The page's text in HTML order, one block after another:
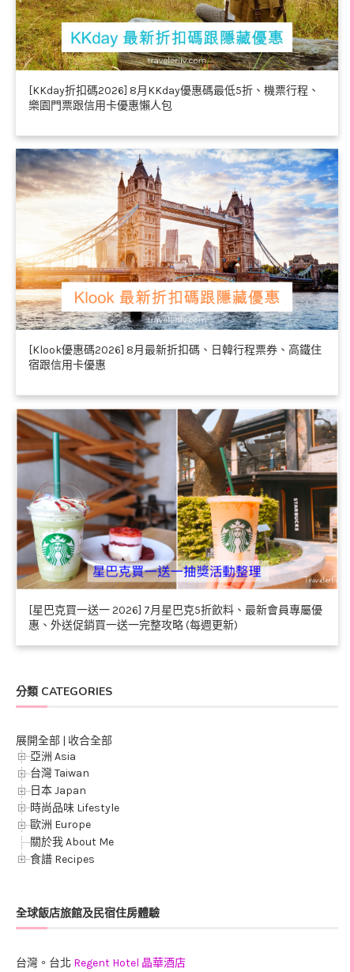
[KKday折扣碼2026] 8月KKday優惠碼最低5折、機票行程、
樂園門票跟信用卡優惠懶人包
[Klook優惠碼2026] 8月最新折扣碼、日韓行程票券、高鐵住
宿跟信用卡優惠
[星巴克買一送一 2026] 7月星巴克5折飲料、最新會員專屬優
惠、外送促銷買一送一完整攻略 (每週更新)
分類 CATEGORIES
展開全部 | 收合全部
亞洲 Asia
台灣 Taiwan
日本 Japan
時尚品味 Lifestyle
歐洲 Europe
關於我 About Me
食譜 Recipes
全球飯店旅館及民宿住房體驗
台灣。台北 Regent Hotel 晶華酒店